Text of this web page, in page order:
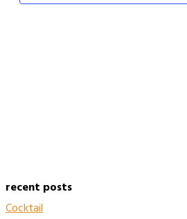
recent posts
Cocktail